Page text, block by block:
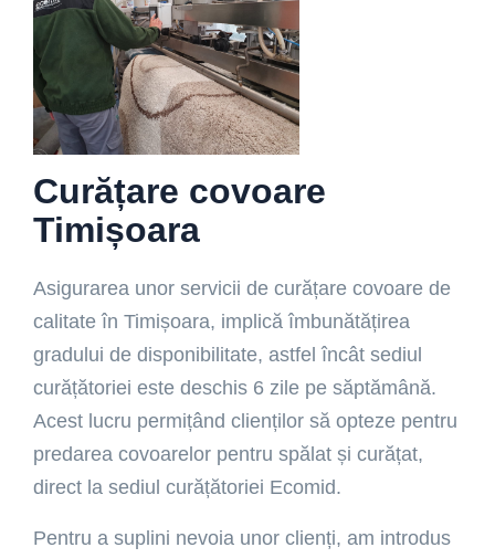
Curățare covoare
Timișoara
Asigurarea unor servicii de curățare covoare de
calitate în Timișoara, implică îmbunătățirea
gradului de disponibilitate, astfel încât sediul
curățătoriei este deschis 6 zile pe săptămână.
Acest lucru permițând clienților să opteze pentru
predarea covoarelor pentru spălat și curățat,
direct la sediul curățătoriei Ecomid.
Pentru a suplini nevoia unor clienți, am introdus